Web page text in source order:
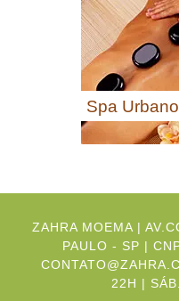
Spa Urbano
ZAHRA MOEMA |
PAULO - SP |
22H |